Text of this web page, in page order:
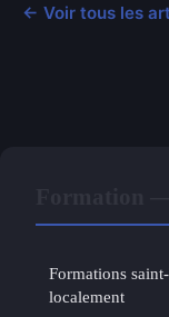
← Voir tous les
Formations
localement